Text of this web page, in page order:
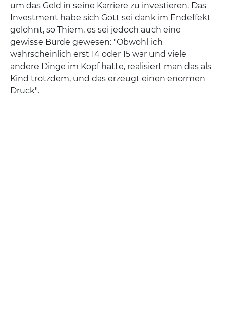
um das Geld in seine Karriere zu investieren. Das
Investment habe sich Gott sei dank im Endeffekt
gelohnt, so Thiem, es sei jedoch auch eine
gewisse Bürde gewesen: "Obwohl ich
wahrscheinlich erst 14 oder 15 war und viele
andere Dinge im Kopf hatte, realisiert man das als
Kind trotzdem, und das erzeugt einen enormen
Druck".